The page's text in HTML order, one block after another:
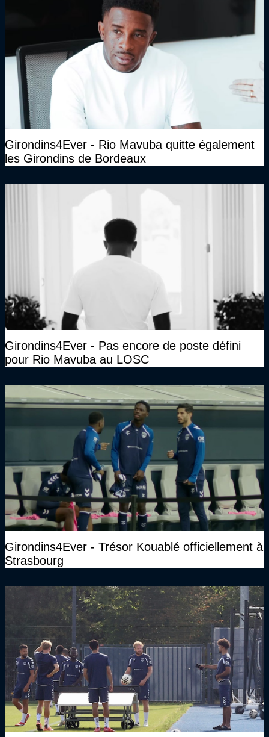
Girondins4Ever - Rio Mavuba quitte également
les Girondins de Bordeaux
Girondins4Ever - Pas encore de poste défini
pour Rio Mavuba au LOSC
Girondins4Ever - Trésor Kouablé officiellement à
Strasbourg